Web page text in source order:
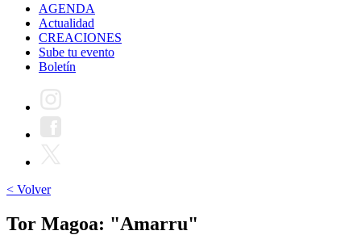
AGENDA
Actualidad
CREACIONES
Sube tu evento
Boletín
< Volver
Tor Magoa: "Amarru"